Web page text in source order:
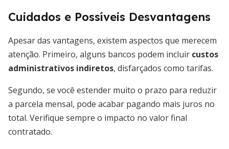
Cuidados e Possíveis Desvantagens
Apesar das vantagens, existem aspectos que merecem
atenção. Primeiro, alguns bancos podem incluir custos
administrativos indiretos, disfarçados como tarifas.
Segundo, se você estender muito o prazo para reduzir
a parcela mensal, pode acabar pagando mais juros no
total. Verifique sempre o impacto no valor final
contratado.